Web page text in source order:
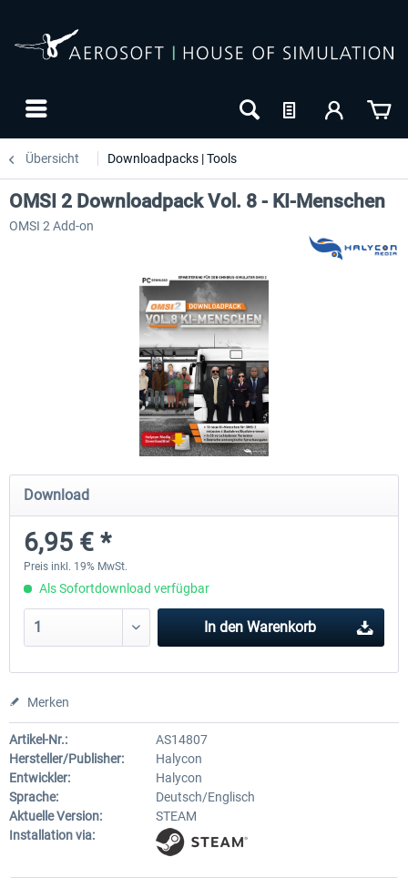
Übersicht Downloadpacks | Tools
OMSI 2 Tools - Power Toolkit
14,95 € *
OMSI 2 Downloadpack Vol.
OMSI 2 Downloadpack Vol. 8 - KI-Menschen
OMSI 2 Add-on
Download
6,95 € *
Preis inkl. 19% MwSt.
Als Sofortdownload verfügbar
In den Warenkorb
Merken
Artikel-Nr.:
AS14807
Hersteller/Publisher:
Halycon
Entwickler:
Halycon
Sprache:
Deutsch/Englisch
Aktuelle Version:
STEAM
Installation via: